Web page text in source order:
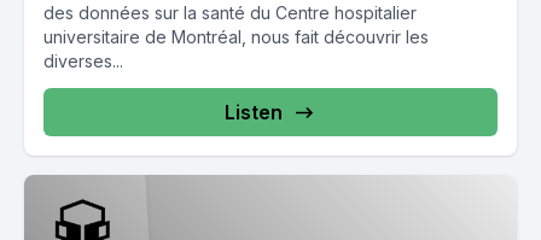
des données sur la santé du Centre hospitalier
universitaire de Montréal, nous fait découvrir les
diverses...
Listen